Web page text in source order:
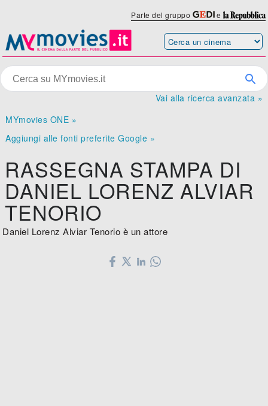
Parte del gruppo e
Vai alla ricerca avanzata »
MYmovies ONE »
Aggiungi alle fonti preferite Google »
RASSEGNA STAMPA DI
DANIEL LORENZ ALVIAR
TENORIO
Daniel Lorenz Alviar Tenorio è un attore